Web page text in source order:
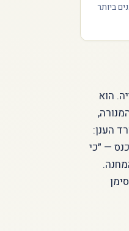
ביותר
הוא
הענן:
— ״כי